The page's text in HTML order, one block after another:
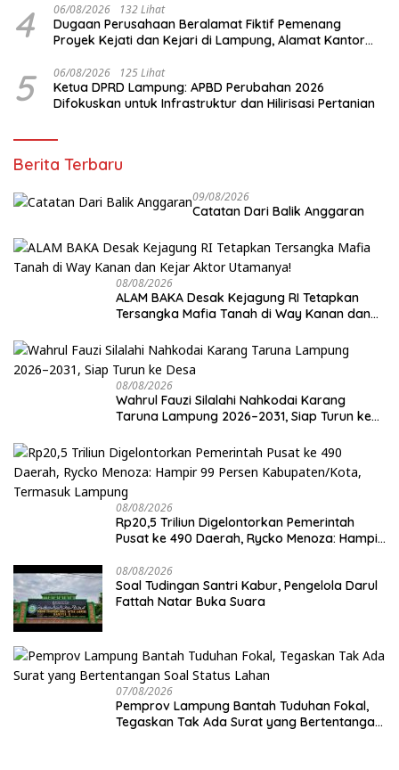
4 06/08/2026 132 Lihat
Dugaan Perusahaan Beralamat Fiktif Pemenang
Proyek Kejati dan Kejari di Lampung, Alamat Kantor
PKPCK Disorot
5 06/08/2026 125 Lihat
Ketua DPRD Lampung: APBD Perubahan 2026
Difokuskan untuk Infrastruktur dan Hilirisasi Pertanian
Berita Terbaru
09/08/2026
Catatan Dari Balik Anggaran
08/08/2026
ALAM BAKA Desak Kejagung RI Tetapkan
Tersangka Mafia Tanah di Way Kanan dan
08/08/2026
Wahrul Fauzi Silalahi Nahkodai Karang
Taruna Lampung 2026–2031, Siap Turun ke
08/08/2026
Rp20,5 Triliun Digelontorkan Pemerintah
Pusat ke 490 Daerah, Rycko Menoza: Hampir
Lampung
08/08/2026
Soal Tudingan Santri Kabur, Pengelola Darul
Fattah Natar Buka Suara
07/08/2026
Pemprov Lampung Bantah Tuduhan Fokal,
Tegaskan Tak Ada Surat yang Bertentangan